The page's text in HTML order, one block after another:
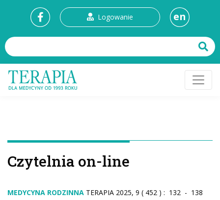
Logowanie en
Czytelnia on-line
MEDYCYNA RODZINNA TERAPIA 2025, 9 ( 452 ) : 132 - 138